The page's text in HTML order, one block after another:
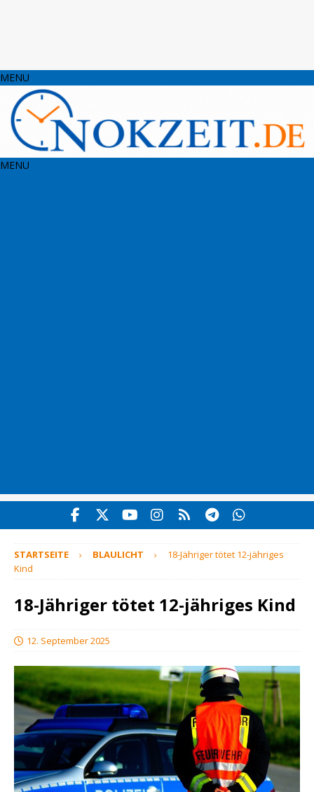
MENU
MENU
STARTSEITE BLAULICHT
18-Jähriger tötet 12-jähriges
Kind
18-Jähriger tötet 12-jähriges Kind
12. September 2025